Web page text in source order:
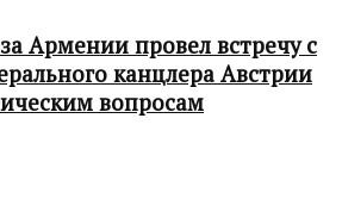
Армении провел встречу с
канцлера Австрии
вопросам